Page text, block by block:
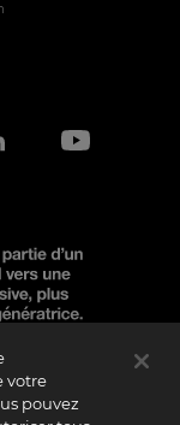
votre
pouvez